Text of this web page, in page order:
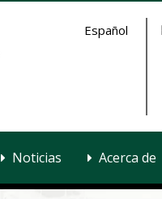
Español
Noticias Acerca de